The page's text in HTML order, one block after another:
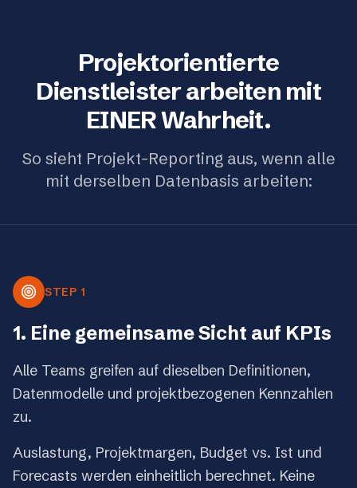
Projektorientierte
Dienstleister arbeiten mit
EINER Wahrheit.
So sieht Projekt-Reporting aus, wenn alle
mit derselben Datenbasis arbeiten:
STEP 1
1. Eine gemeinsame Sicht auf KPIs
Alle Teams greifen auf dieselben Definitionen,
Datenmodelle und projektbezogenen Kennzahlen
zu.
Auslastung, Projektmargen, Budget vs. Ist und
Forecasts werden einheitlich berechnet. Keine